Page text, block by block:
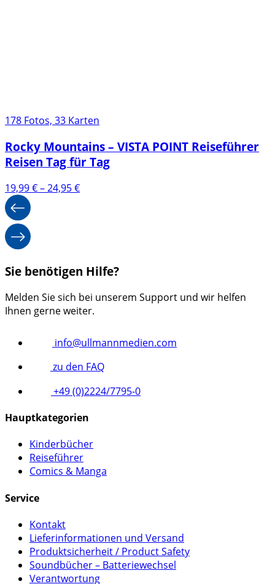
178 Fotos, 33 Karten
Rocky Mountains – VISTA POINT Reiseführer
Reisen Tag für Tag
19,99€–24,95€Preisspanne:
Sie benötigen Hilfe?
Melden Sie sich bei unserem Support und wir helfen
Ihnen gerne weiter.
info@ullmannmedien.com
zu den FAQ
+49 (0)2224/7795-0
Hauptkategorien
Kinderbücher
Reiseführer
Comics & Manga
Service
Kontakt
Lieferinformationen und Versand
Produktsicherheit / Product Safety
Soundbücher – Batteriewechsel
Verantwortung